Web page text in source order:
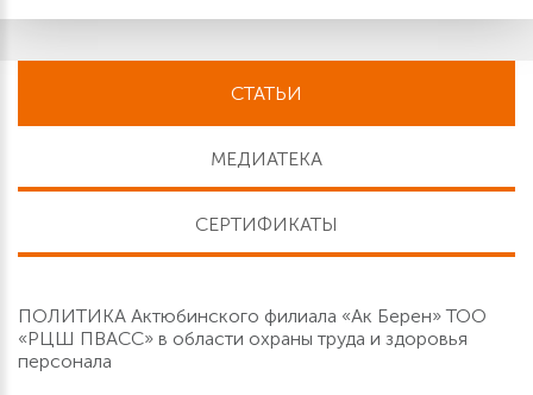
СТАТЬИ
МЕДИАТЕКА
СЕРТИФИКАТЫ
ПОЛИТИКА Актюбинского филиала «Ак Берен» ТОО
«РЦШ ПВАСС» в области охраны труда и здоровья
персонала